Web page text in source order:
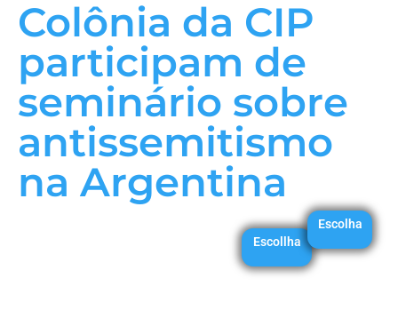
Colônia da CIP
participam de
seminário sobre
antissemitismo
na Argentina
Escollha
Escolha